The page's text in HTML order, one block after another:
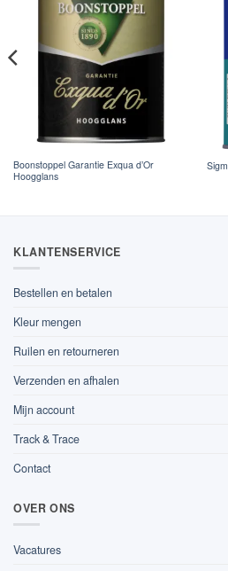
Boonstoppel Garantie Exqua d’Or
Hoogglans
KLANTENSERVICE
Bestellen en betalen
Kleur mengen
Ruilen en retourneren
Verzenden en afhalen
Mijn account
Track & Trace
Contact
OVER ONS
Vacatures